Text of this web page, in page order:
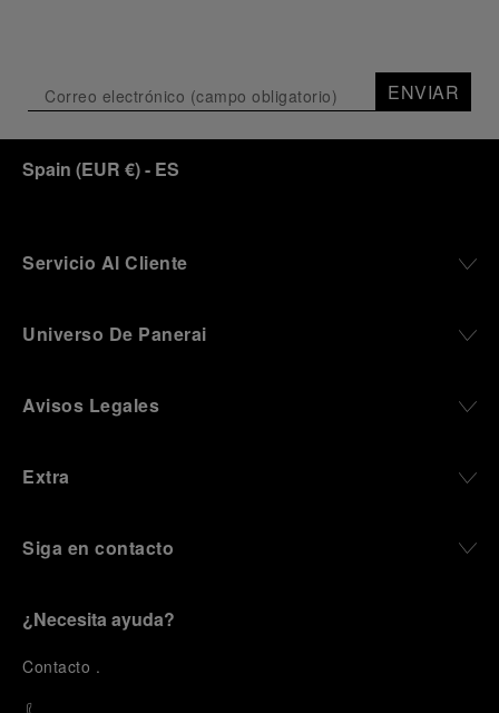
ENVIAR
Spain (EUR €)- ES
Servicio Al Cliente
Universo De Panerai
Avisos Legales
Extra
Siga en contacto
¿Necesita ayuda?
Contacto .